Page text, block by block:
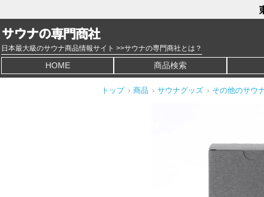
日本最大級のサウナ商品情報サイト >>サウナの専門商社とは？
HOME 商品検索
トップ › 商品 › サウナグッズ › その他のサウ